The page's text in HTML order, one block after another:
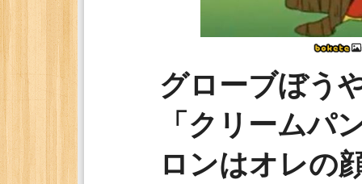
グローブぼう
「クリームパ
ロンはオレの